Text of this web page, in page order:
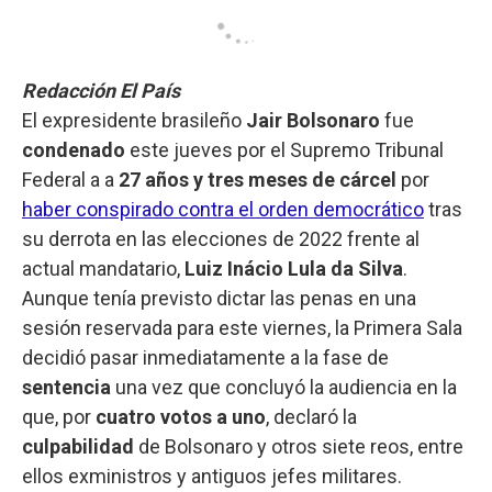
Redacción El País
El expresidente brasileño Jair Bolsonaro fue
condenado este jueves por el Supremo Tribunal
Federal a a 27 años y tres meses de cárcel por
haber conspirado contra el orden democráticotras
su derrota en las elecciones de 2022 frente al
actual mandatario, Luiz Inácio Lula da Silva.
Aunque tenía previsto dictar las penas en una
sesión reservada para este viernes, la Primera Sala
decidió pasar inmediatamente a la fase de
sentencia una vez que concluyó la audiencia en la
que, por cuatro votos a uno, declaró la
culpabilidad de Bolsonaro y otros siete reos, entre
ellos exministros y antiguos jefes militares.